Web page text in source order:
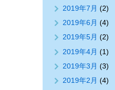
2019年7月 (2)
2019年6月 (4)
2019年5月 (2)
2019年4月 (1)
2019年3月 (3)
2019年2月 (4)